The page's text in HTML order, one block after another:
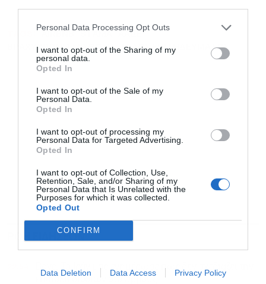
Personal Data Processing Opt Outs
I want to opt-out of the Sharing of my
personal data.
Opted In
I want to opt-out of the Sale of my
Personal Data.
Opted In
I want to opt-out of processing my
Personal Data for Targeted Advertising.
Opted In
I want to opt-out of Collection, Use,
Retention, Sale, and/or Sharing of my
Personal Data that Is Unrelated with the
Purposes for which it was collected.
Opted Out
CONFIRM
Data Deletion Data Access Privacy Policy
AIRBNB STAMA ΑΑΔΕ
ΒΡΑΧΥΧΡΟΝΙΑ ΜΙΣΘΩΣΗ ΤΕΛΟΣ ΕΠΙΤΗΔΕΥΜΑΤΟΣ
ΡΟΗ ΕΙΔΗΣΕΩΝ ΔΗΜΟΦΙΛΗ
Βανς: Το Ιράν μας ενημέρωσε πως δεν σχεδιάζει την
επιβολή διοδίων στο Ορμούζ